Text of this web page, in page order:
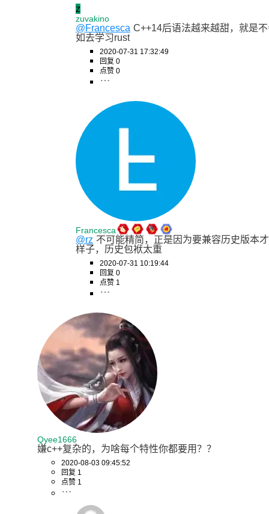
z
zuvakino
@Francesca C++14后语法越来越甜，就是
如去学习rust
2020-07-31 17:32:49
回复 0
点赞 0
Francesca
@rz 不可能精简，正是因为要兼容历史版本
样子，历史包袱太重
2020-07-31 10:19:44
回复 0
点赞 1
Qyee1666
嫌c++复杂的，为啥每个特性你都要用？？
2020-08-03 09:45:52
回复 1
点赞 1